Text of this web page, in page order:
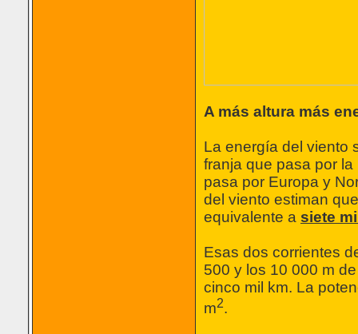
A más altura más
La energía del viento
franja que pasa por
pasa por Europa y
del viento estiman
equivalente a siete
Esas dos corrientes
500 y los 10 000 m
cinco mil km. La
m2.